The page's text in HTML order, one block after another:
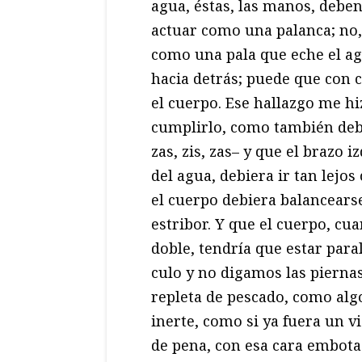
agua, éstas, las manos, deben
actuar como una palanca; no,
como una pala que eche el
hacia detrás; puede que con
el cuerpo. Ese hallazgo me
cumplirlo, como también
zas, zis, zas– y que el brazo
del agua, debiera ir tan
el cuerpo debiera
estribor. Y que el cuerpo,
doble, tendría que estar
culo y no digamos las
repleta de pescado, como
inerte, como si ya fuera un
de pena, con esa cara